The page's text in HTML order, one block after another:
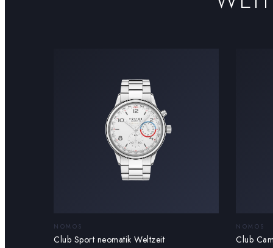
NOMOS
Club Sport neomatik Weltzeit
NOMOS
Club